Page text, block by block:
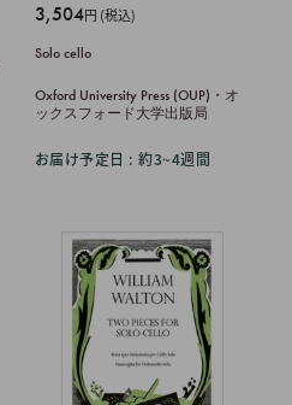
販
価
格
3,504円 (税込)
Solo cello
Oxford University Press (OUP)・オ
ックスフォード大学出版局
お届け予定日 : 約3~4週間